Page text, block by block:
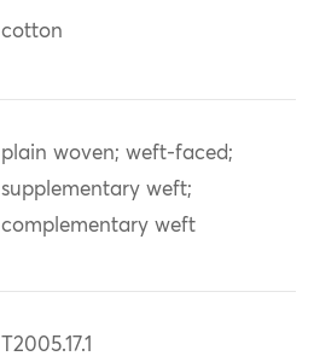
cotton
plain woven; weft-faced;
supplementary weft;
complementary weft
T2005.17.1